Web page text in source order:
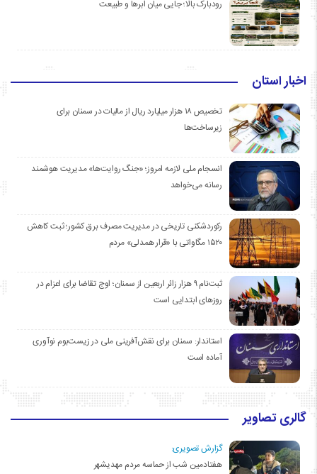
رودبارک بالا؛ جایی میان ابرها و طبیعت
اخبار استان
تخصیص ۱۸ هزار میلیارد ریال از مالیات در سمنان برای
زیرساخت‌ها
انسجام ملی لازمه امروز؛ «جنگ روایت‌ها» مدیریت هوشمند
رسانه می‌خواهد
رکوردشکنی تاریخی در مدیریت مصرف برق کشور؛ ثبت کاهش
۱۵۲۰ مگاواتی با «قرار همدلی» مردم
ثبت‌نام ۹ هزار زائر اربعین از سمنان؛ اوج تقاضا برای اعزام در
روزهای ابتدایی است
استاندار: سمنان برای نقش‌آفرینی ملی در زیست‌بوم نوآوری
آماده است
گالری تصاویر
گزارش تصویری:
هفتادمین شب از حماسه مردم مهدیشهر